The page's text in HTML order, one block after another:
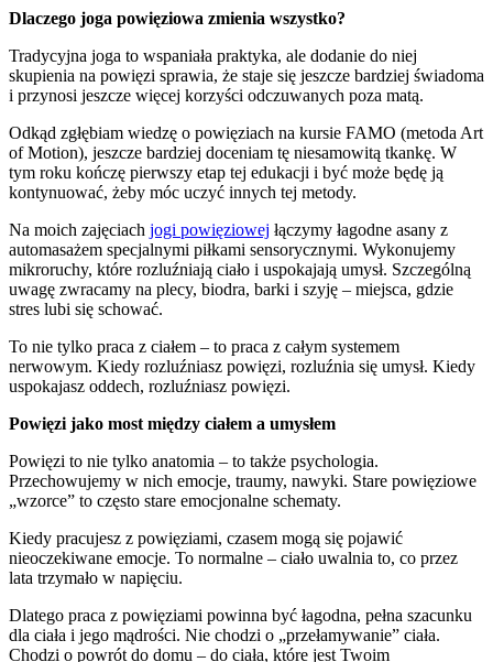
Dlaczego joga powięziowa zmienia wszystko?
Tradycyjna joga to wspaniała praktyka, ale dodanie do niej
skupienia na powięzi sprawia, że staje się jeszcze bardziej świadoma
i przynosi jeszcze więcej korzyści odczuwanych poza matą.
Odkąd zgłębiam wiedzę o powięziach na kursie FAMO (metoda Art
of Motion), jeszcze bardziej doceniam tę niesamowitą tkankę. W
tym roku kończę pierwszy etap tej edukacji i być może będę ją
kontynuować, żeby móc uczyć innych tej metody.
Na moich zajęciach jogi powięziowej łączymy łagodne asany z
automasażem specjalnymi piłkami sensorycznymi. Wykonujemy
mikroruchy, które rozluźniają ciało i uspokajają umysł. Szczególną
uwagę zwracamy na plecy, biodra, barki i szyję – miejsca, gdzie
stres lubi się schować.
To nie tylko praca z ciałem – to praca z całym systemem
nerwowym. Kiedy rozluźniasz powięzi, rozluźnia się umysł. Kiedy
uspokajasz oddech, rozluźniasz powięzi.
Powięzi jako most między ciałem a umysłem
Powięzi to nie tylko anatomia – to także psychologia.
Przechowujemy w nich emocje, traumy, nawyki. Stare powięziowe
„wzorce” to często stare emocjonalne schematy.
Kiedy pracujesz z powięziami, czasem mogą się pojawić
nieoczekiwane emocje. To normalne – ciało uwalnia to, co przez
lata trzymało w napięciu.
Dlatego praca z powięziami powinna być łagodna, pełna szacunku
dla ciała i jego mądrości. Nie chodzi o „przełamywanie” ciała.
Chodzi o powrót do domu – do ciała, które jest Twoim